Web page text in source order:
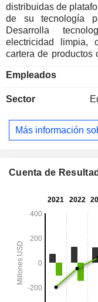
distribuidas de
de su tecnología
Desarrolla
electricidad limpia,
cartera de productos
de carbonato admite
diversos
natural renovable y
diferentes
a grado alimentario y
CO2 de
utilización del CO2.
Empleados
Sector
Más información
Cuenta de